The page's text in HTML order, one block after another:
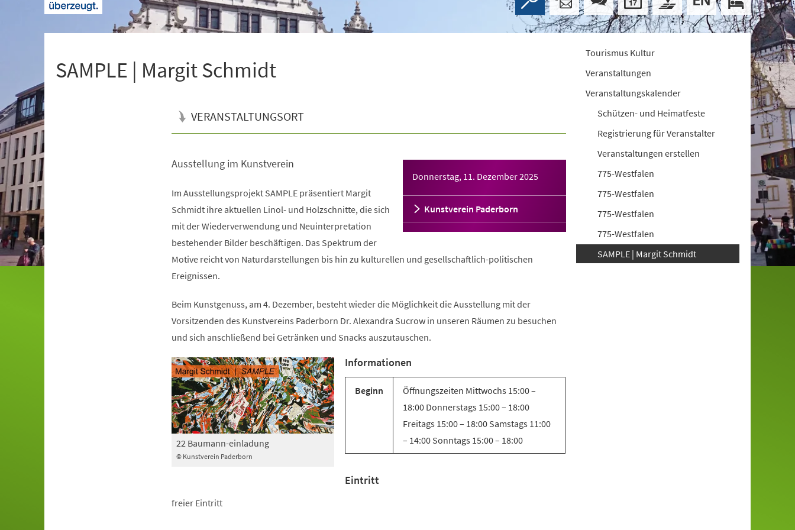
SAMPLE | Margit Schmidt
VERANSTALTUNGSORT
Donnerstag, 11. Dezember 2025
Kunstverein Paderborn
Ausstellung im Kunstverein
Im Ausstellungsprojekt SAMPLE präsentiert Margit
Schmidt ihre aktuellen Linol- und Holzschnitte, die sich
mit der Wiederverwendung und Neuinterpretation
bestehender Bilder beschäftigen. Das Spektrum der
Motive reicht von Naturdarstellungen bis hin zu kulturellen und gesellschaftlich-politischen
Ereignissen.
Beim Kunstgenuss, am 4. Dezember, besteht wieder die Möglichkeit die Ausstellung mit der
Vorsitzenden des Kunstvereins Paderborn Dr. Alexandra Sucrow in unseren Räumen zu besuchen
und sich anschließend bei Getränken und Snacks auszutauschen.
© Kunstverein Paderborn
22 Baumann-einladung
Informationen
Beginn
Öffnungszeiten Mittwochs 15:00 –
18:00 Donnerstags 15:00 – 18:00
Freitags 15:00 – 18:00 Samstags 11:00
– 14:00 Sonntags 15:00 – 18:00
Eintritt
freier Eintritt
Tourismus Kultur
Veranstaltungen
Veranstaltungskalender
Schützen- und Heimatfeste
Registrierung für Veranstalter
Veranstaltungen erstellen
775-Westfalen
775-Westfalen
775-Westfalen
775-Westfalen
SAMPLE | Margit Schmidt